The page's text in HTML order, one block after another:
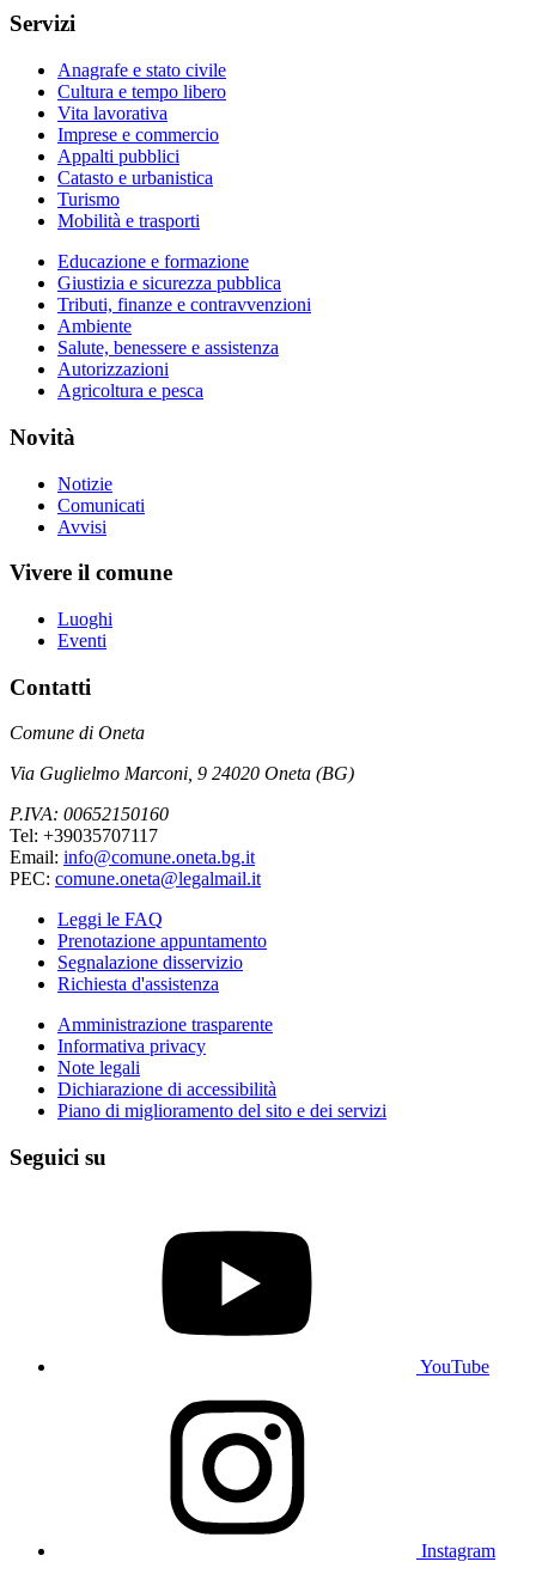
Servizi
Anagrafe e stato civile
Cultura e tempo libero
Vita lavorativa
Imprese e commercio
Appalti pubblici
Catasto e urbanistica
Turismo
Mobilità e trasporti
Educazione e formazione
Giustizia e sicurezza pubblica
Tributi, finanze e contravvenzioni
Ambiente
Salute, benessere e assistenza
Autorizzazioni
Agricoltura e pesca
Novità
Notizie
Comunicati
Avvisi
Vivere il comune
Luoghi
Eventi
Contatti
Comune di Oneta
Via Guglielmo Marconi, 9 24020 Oneta (BG)
P.IVA: 00652150160
Tel: +39035707117
Email: info@comune.oneta.bg.it
PEC: comune.oneta@legalmail.it
Leggi le FAQ
Prenotazione appuntamento
Segnalazione disservizio
Richiesta d'assistenza
Amministrazione trasparente
Informativa privacy
Note legali
Dichiarazione di accessibilità
Piano di miglioramento del sito e dei servizi
Seguici su
YouTube
Instagram